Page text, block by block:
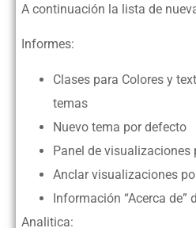
A continuación la lista de
Informes:
Clases para Colores y
temas
Nuevo tema por defecto
Panel de visualizaciones
Anclar visualizaciones
Información “Acerca de”
Analitica: